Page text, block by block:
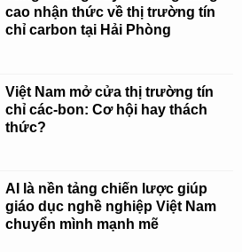
cao nhận thức về thị trường tín
chỉ carbon tại Hải Phòng
Việt Nam mở cửa thị trường tín
chỉ các-bon: Cơ hội hay thách
thức?
AI là nền tảng chiến lược giúp
giáo dục nghề nghiệp Việt Nam
chuyển mình mạnh mẽ